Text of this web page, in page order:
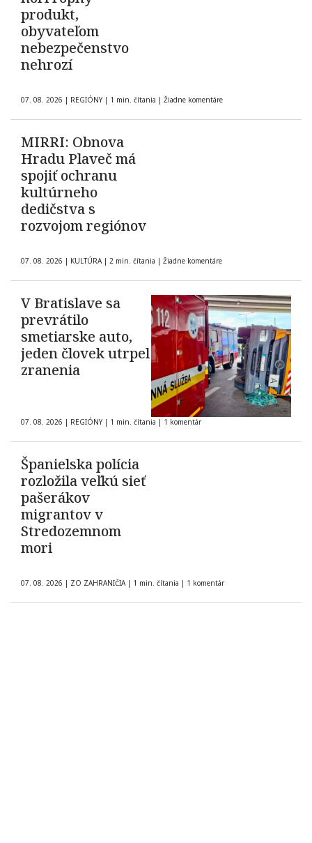
produkt,
obyvateľom
nebezpečenstvo
nehrozí
07. 08. 2026 | REGIÓNY | 1 min. čítania | Žiadne komentáre
MIRRI: Obnova
Hradu Plaveč má
spojiť ochranu
kultúrneho
dedičstva s
rozvojom regiónov
07. 08. 2026 | KULTÚRA | 2 min. čítania | Žiadne komentáre
V Bratislave sa
prevrátilo
smetiarske auto,
jeden človek utrpel
zranenia
07. 08. 2026 | REGIÓNY | 1 min. čítania | 1 komentár
Španielska polícia
rozložila veľkú sieť
pašerákov
migrantov v
Stredozemnom
mori
07. 08. 2026 | ZO ZAHRANIČIA | 1 min. čítania | 1 komentár